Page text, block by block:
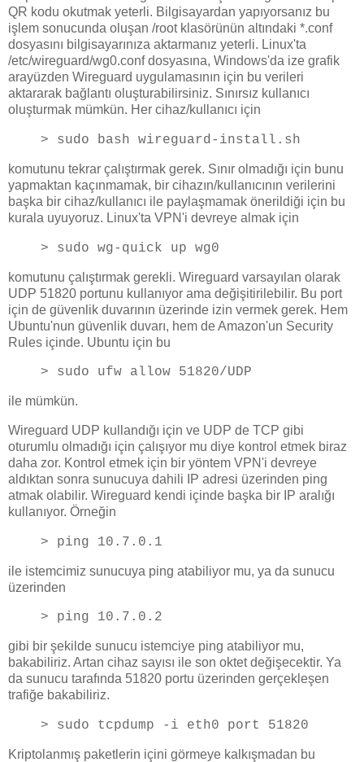
QR kodu okutmak yeterli. Bilgisayardan yapıyorsanız bu
işlem sonucunda oluşan /root klasörünün altındaki *.conf
dosyasını bilgisayarınıza aktarmanız yeterli. Linux'ta
/etc/wireguard/wg0.conf dosyasına, Windows'da ize grafik
arayüzden Wireguard uygulamasının için bu verileri
aktararak bağlantı oluşturabilirsiniz. Sınırsız kullanıcı
oluşturmak mümkün. Her cihaz/kullanıcı için
> sudo bash wireguard-install.sh
komutunu tekrar çalıştırmak gerek. Sınır olmadığı için bunu
yapmaktan kaçınmamak, bir cihazın/kullanıcının verilerini
başka bir cihaz/kullanıcı ile paylaşmamak önerildiği için bu
kurala uyuyoruz. Linux'ta VPN'i devreye almak için
> sudo wg-quick up wg0
komutunu çalıştırmak gerekli. Wireguard varsayılan olarak
UDP 51820 portunu kullanıyor ama değişitirilebilir. Bu port
için de güvenlik duvarının üzerinde izin vermek gerek. Hem
Ubuntu'nun güvenlik duvarı, hem de Amazon'un Security
Rules içinde. Ubuntu için bu
> sudo ufw allow 51820/UDP
ile mümkün.
Wireguard UDP kullandığı için ve UDP de TCP gibi
oturumlu olmadığı için çalışıyor mu diye kontrol etmek biraz
daha zor. Kontrol etmek için bir yöntem VPN'i devreye
aldıktan sonra sunucuya dahili IP adresi üzerinden ping
atmak olabilir. Wireguard kendi içinde başka bir IP aralığı
kullanıyor. Örneğin
> ping 10.7.0.1
ile istemcimiz sunucuya ping atabiliyor mu, ya da sunucu
üzerinden
> ping 10.7.0.2
gibi bir şekilde sunucu istemciye ping atabiliyor mu,
bakabiliriz. Artan cihaz sayısı ile son oktet değişecektir. Ya
da sunucu tarafında 51820 portu üzerinden gerçekleşen
trafiğe bakabiliriz.
> sudo tcpdump -i eth0 port 51820
Kriptolanmış paketlerin içini görmeye kalkışmadan bu